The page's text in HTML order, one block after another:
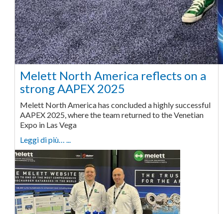
Melett North America reflects on a
strong AAPEX 2025
Melett North America has concluded a highly successful
AAPEX 2025, where the team returned to the Venetian
Expo in Las Vega
Leggi di più… ...